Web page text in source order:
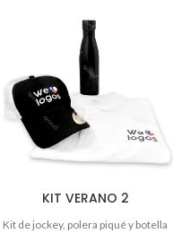
KIT VERANO 2